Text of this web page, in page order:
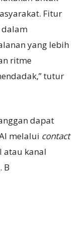
Fitur
dalam
yang lebih
ritme
tutur
dapat
melalui contact
atau kanal
. B